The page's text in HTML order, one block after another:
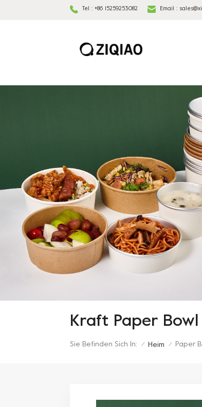
Tel : +86 15259253082 Email :
Kraft Paper Bowl
Sie Befinden Sich In: / Heim / Paper